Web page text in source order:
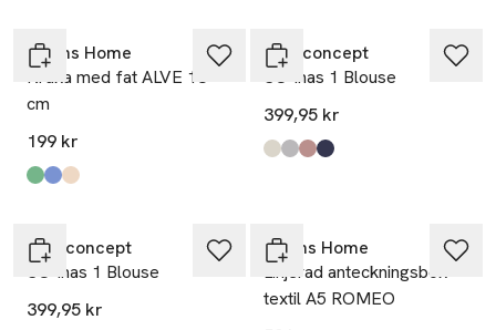
Åhléns Home
Kruka med fat ALVE 13
cm
199 kr
Produkten finns i färgerna:
Green,
Lt Blue,
Beige,
Soyaconcept
SC-Inas 1 Blouse
399,95 kr
Produkten finns i färgerna:
Cream Melange
Med. Grey Melange
Woodrose Melange
Blue Iris Melange
Soyaconcept
SC-Inas 1 Blouse
399,95 kr
Åhléns Home
Linjerad anteckningsbok
textil A5 ROMEO